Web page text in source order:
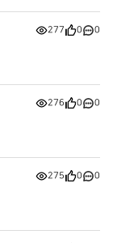
277 0 0
276 0 0
275 0 0